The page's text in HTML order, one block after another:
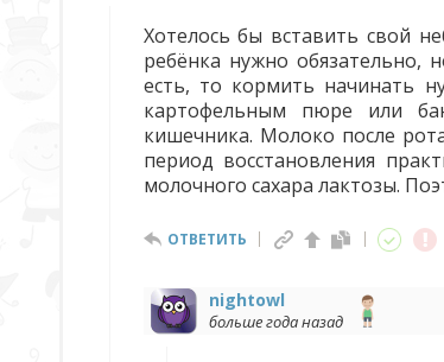
Хотелось бы вставить свой
ребёнка нужно обязательно,
есть, то кормить начинать
картофельным пюре или
кишечника. Молоко после
период восстановления
молочного сахара лактозы.
ОТВЕТИТЬ
nightowl
больше года назад